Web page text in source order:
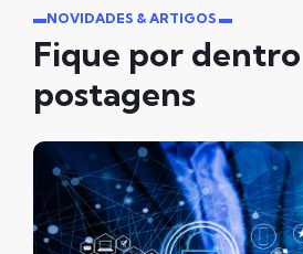
▬NOVIDADES & ARTIGOS ▬
Fique por dentro
postagens